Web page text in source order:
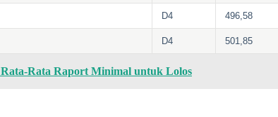
D4 496,58
D4 501,85
Rata Raport Minimal untuk Lolos